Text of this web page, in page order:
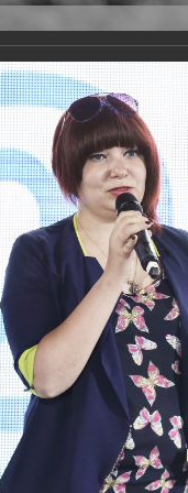
Версия для
Новости